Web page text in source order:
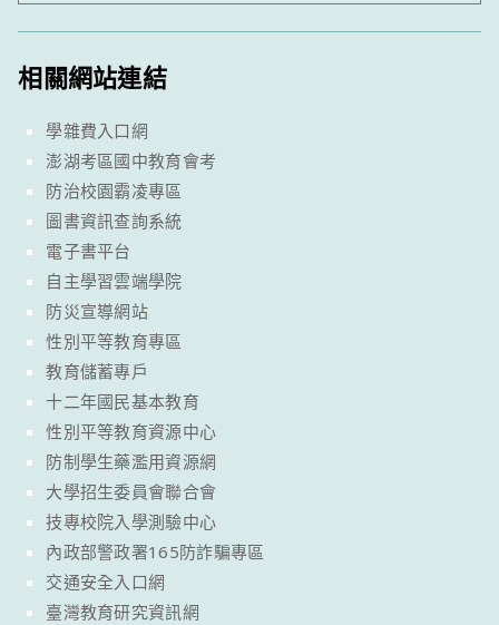
相關網站連結
學雜費入口網
澎湖考區國中教育會考
防治校園霸凌專區
圖書資訊查詢系統
電子書平台
自主學習雲端學院
防災宣導網站
性別平等教育專區
教育儲蓄專戶
十二年國民基本教育
性別平等教育資源中心
防制學生藥濫用資源網
大學招生委員會聯合會
技專校院入學測驗中心
內政部警政署165防詐騙專區
交通安全入口網
臺灣教育研究資訊網